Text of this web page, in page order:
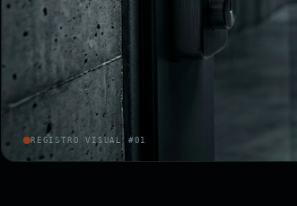
REGISTRO VISUAL #01